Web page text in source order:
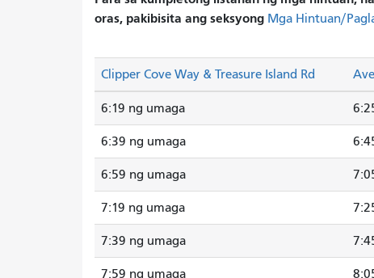
oras, pakibisita ang seksyong Mga Hintuan/
Clipper Cove Way & Treasure Island Rd
6:19 ng umaga
6:39 ng umaga
6:59 ng umaga
7:19 ng umaga
7:39 ng umaga
7:59 ng umaga